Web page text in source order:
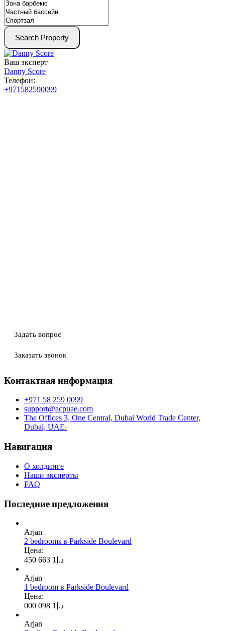
Search Property
Ваш эксперт
Danny Score
Телефон:
+971582590099
Задать вопрос
Заказать звонок
Контактная информация
+971 58 259 0099
support@acpuae.com
The Offices 3, One Central, Dubai World Trade Center,
Dubai, UAE.
Навигация
О холдинге
Наши эксперты
FAQ
Последние предложения
Arjan
2 bedrooms в Parkside Boulevard
Цена:
د.إ 1 663 450
Arjan
1 bedroom в Parkside Boulevard
Цена:
د.إ 1 098 000
Arjan